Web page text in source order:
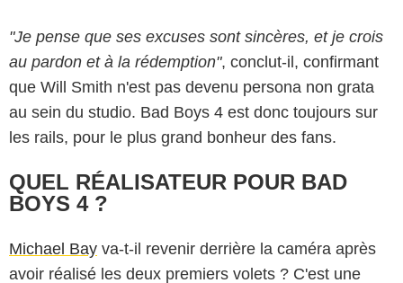
"Je pense que ses excuses sont sincères, et je crois
au pardon et à la rédemption", conclut-il, confirmant
que Will Smith n'est pas devenu persona non grata
au sein du studio. Bad Boys 4 est donc toujours sur
les rails, pour le plus grand bonheur des fans.
QUEL RÉALISATEUR POUR BAD
BOYS 4 ?
Michael Bay va-t-il revenir derrière la caméra après
avoir réalisé les deux premiers volets ? C'est une